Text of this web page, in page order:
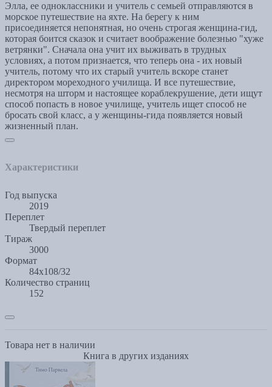
Элла, ее одноклассники и учитель с семьей отправляются в
морское путешествие на яхте. На берегу к ним
присоединяется непонятная, но очень строгая женщина-гид,
которая боится сказок и считает воображение болезнью "хуже
ветрянки". Cначала она учит их выживать в трудных
условиях, а потом признается, что теперь она - их новый
учитель, потому что их старый учитель вскоре станет
директором мореходного училища. И все путешествие,
несмотря на шторм и настоящее кораблекрушение, дети ищут
способ попасть в новое училище, учитель ищет способ не
бросать свой класс, а у женщины-гида появляется новый
жизненный план.
Характеристики
Год выпуска
2019
Переплет
Твердый переплет
Тираж
3000
Формат
84x108/32
Количество страниц
152
Товара нет в наличии
Книга в других изданиях